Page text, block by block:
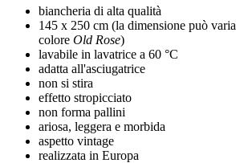
biancheria di alta qualità
145 x 250 cm (la dimensione può
colore Old Rose)
lavabile in lavatrice a 60 °C
adatta all'asciugatrice
non si stira
effetto stropicciato
non forma pallini
ariosa, leggera e morbida
aspetto vintage
realizzata in Europa